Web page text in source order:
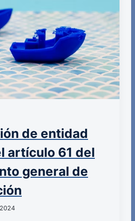
de entidad
artículo 61 del
general de